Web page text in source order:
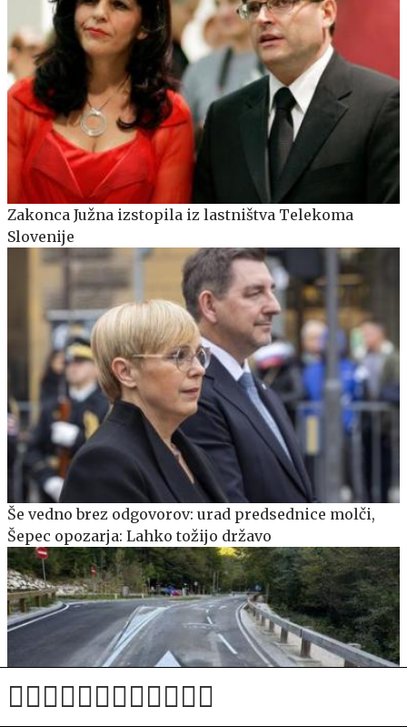
Zakonca Južna izstopila iz lastništva Telekoma
Slovenije
Še vedno brez odgovorov: urad predsednice molči,
Šepec opozarja: Lahko tožijo državo